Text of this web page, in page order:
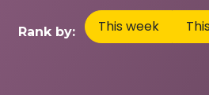
Rank by: This week